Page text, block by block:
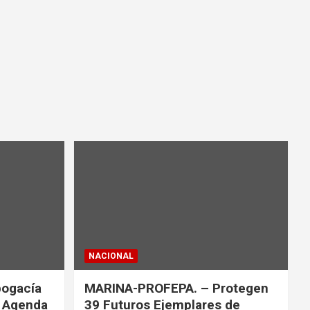
NACIONAL
MARINA-PROFEPA. – Protegen
39 Futuros Ejemplares de